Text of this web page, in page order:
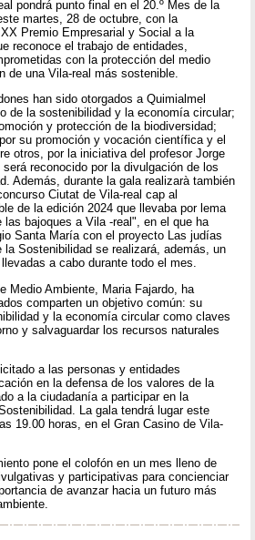
pondrá punto final en el 20.º Mes de la
martes, 28 de octubre, con la
Premio Empresarial y Social a la
reconoce el trabajo de entidades,
con la protección del medio
de una Vila-real más sostenible.
han sido otorgados a Quimialmel
de la sostenibilidad y la economía circular;
y protección de la biodiversidad;
su promoción y vocación científica y el
otros, por la iniciativa del profesor Jorge
reconocido por la divulgación de los
Además, durante la gala realizarà también
Ciutat de Vila-real cap al
de la edición 2024 que llevaba por lema
bajoques a Vila -real", en el que ha
Santa María con el proyecto Las judías
la Sostenibilidad se realizará, además, un
a cabo durante todo el mes.
Medio Ambiente, Maria Fajardo, ha
comparten un objetivo común: su
y la economía circular como claves
y salvaguardar los recursos naturales
a las personas y entidades
en la defensa de los valores de la
a la ciudadanía a participar en la
La gala tendrá lugar este
19.00 horas, en el Gran Casino de Vila-
pone el colofón en un mes lleno de
y participativas para concienciar
de avanzar hacia un futuro más